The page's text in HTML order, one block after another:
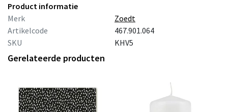
Product informatie
Merk
Zoedt
Artikelcode
467.901.064
SKU
KHV5
Gerelateerde producten